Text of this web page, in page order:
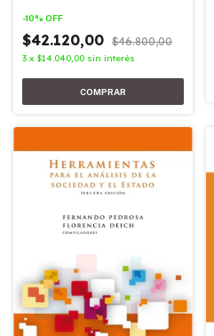
-10% OFF
$42.120,00 $46.800,00
3 x $14.040,00 sin interés